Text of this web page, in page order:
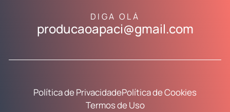
DIGA OLÁ
producaoapaci@gmail.com
Política de PrivacidadePolítica de Cookies
Termos de Uso